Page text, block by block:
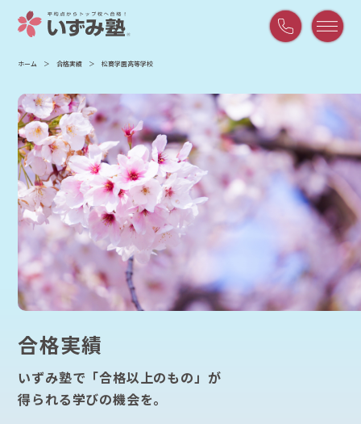
21:00
/
ホーム 合格実績 松商学園高等学校
合格実績
いずみ塾で「合格以上のもの」が
得られる学びの機会を。